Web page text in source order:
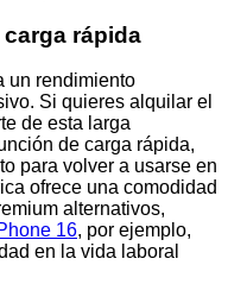
rápida
un rendimiento
Si quieres alquilar el
de esta larga
de carga rápida,
para volver a usarse en
ofrece una comodidad
alternativos,
16, por ejemplo,
en la vida laboral